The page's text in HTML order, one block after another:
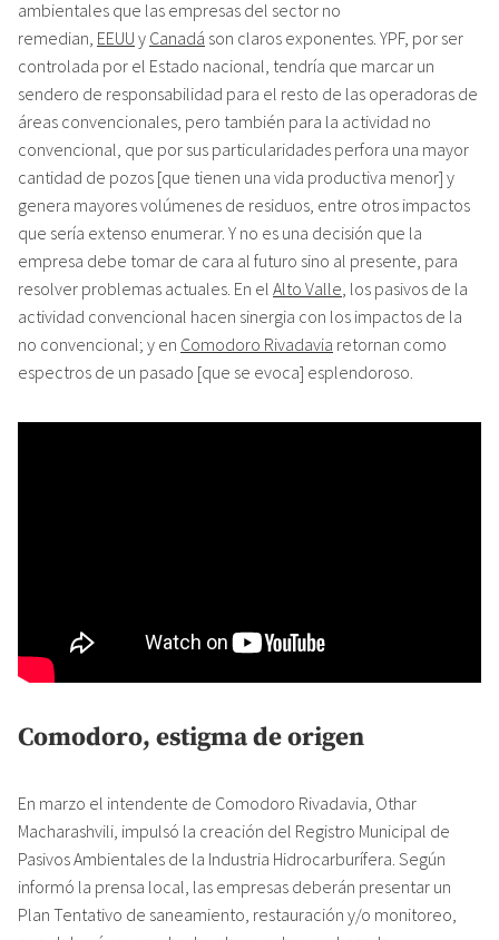
ambientales que las empresas del sector no
remedian, EEUU y Canadá son claros exponentes. YPF, por ser
controlada por el Estado nacional, tendría que marcar un
sendero de responsabilidad para el resto de las operadoras de
áreas convencionales, pero también para la actividad no
convencional, que por sus particularidades perfora una mayor
cantidad de pozos [que tienen una vida productiva menor] y
genera mayores volúmenes de residuos, entre otros impactos
que sería extenso enumerar. Y no es una decisión que la
empresa debe tomar de cara al futuro sino al presente, para
resolver problemas actuales. En el Alto Valle, los pasivos de la
actividad convencional hacen sinergia con los impactos de la
no convencional; y en Comodoro Rivadavia retornan como
espectros de un pasado [que se evoca] esplendoroso.
Comodoro, estigma de origen
En marzo el intendente de Comodoro Rivadavia, Othar
Macharashvili, impulsó la creación del Registro Municipal de
Pasivos Ambientales de la Industria Hidrocarburífera. Según
informó la prensa local, las empresas deberán presentar un
Plan Tentativo de saneamiento, restauración y/o monitoreo,